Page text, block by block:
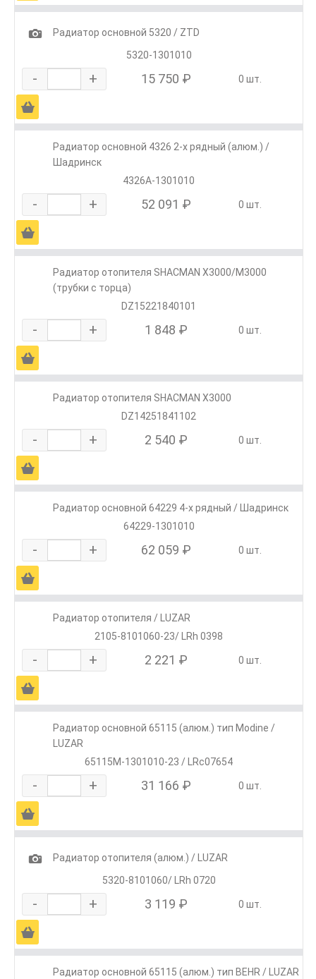
1
Радиатор основной 5320 / ZTD
5320-1301010
- + 15 750 ₽ 0 шт.
Ä
Радиатор основной 4326 2-х рядный (алюм.) /
Шадринск
4326А-1301010
- + 52 091 ₽ 0 шт.
Ä
Радиатор отопителя SHACMAN X3000/M3000
(трубки с торца)
DZ15221840101
- + 1 848 ₽ 0 шт.
Ä
Радиатор отопителя SHACMAN X3000
DZ14251841102
- + 2 540 ₽ 0 шт.
Ä
Радиатор основной 64229 4-х рядный / Шадринск
64229-1301010
- + 62 059 ₽ 0 шт.
Ä
Радиатор отопителя / LUZAR
2105-8101060-23/ LRh 0398
- + 2 221 ₽ 0 шт.
Ä
Радиатор основной 65115 (алюм.) тип Modine /
LUZAR
65115М-1301010-23 / LRc07654
- + 31 166 ₽ 0 шт.
Ä
1
Радиатор отопителя (алюм.) / LUZAR
5320-8101060/ LRh 0720
- + 3 119 ₽ 0 шт.
Ä
Радиатор основной 65115 (алюм.) тип BEHR / LUZAR